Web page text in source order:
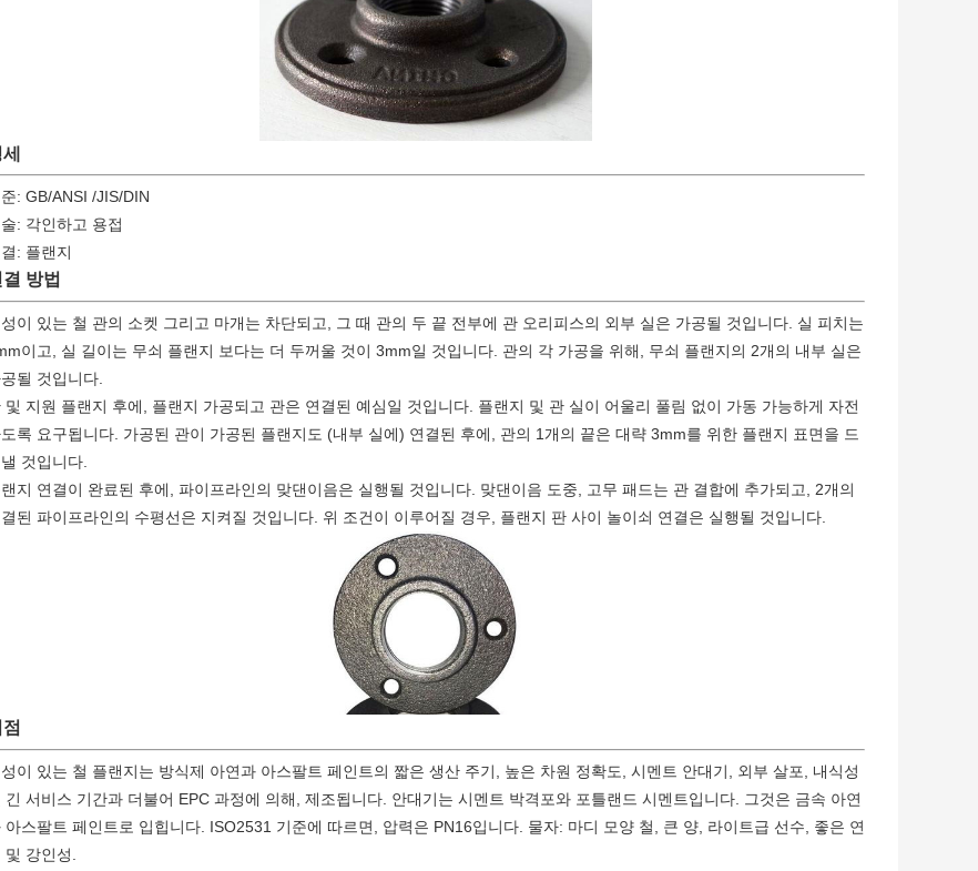
: GB/ANSI /JIS/DIN
: 각인하고 용접
: 플랜지
결 방법
이 있는 철 관의 소켓 그리고 마개는 차단되고, 그 때 관의 두 끝 전부에 관 오리피스의 외부 실은 가공될 것입니다. 실 피치는
이고, 실 길이는 무쇠 플랜지 보다는 더 두꺼울 것이 3mm일 것입니다. 관의 각 가공을 위해, 무쇠 플랜지의 2개의 내부 실은
될 것입니다.
및 지원 플랜지 후에, 플랜지 가공되고 관은 연결된 예심일 것입니다. 플랜지 및 관 실이 어울리 풀림 없이 가동 가능하게 자전
록 요구됩니다. 가공된 관이 가공된 플랜지도 (내부 실에) 연결된 후에, 관의 1개의 끝은 대략 3mm를 위한 플랜지 표면을 드
것입니다.
지 연결이 완료된 후에, 파이프라인의 맞댄이음은 실행될 것입니다. 맞댄이음 도중, 고무 패드는 관 결합에 추가되고, 2개의
된 파이프라인의 수평선은 지켜질 것입니다. 위 조건이 이루어질 경우, 플랜지 판 사이 놀이쇠 연결은 실행될 것입니다.
이 있는 철 플랜지는 방식제 아연과 아스팔트 페인트의 짧은 생산 주기, 높은 차원 정확도, 시멘트 안대기, 외부 살포, 내식성
긴 서비스 기간과 더불어 EPC 과정에 의해, 제조됩니다. 안대기는 시멘트 박격포와 포틀랜드 시멘트입니다. 그것은 금속 아연
아스팔트 페인트로 입힙니다. ISO2531 기준에 따르면, 압력은 PN16입니다. 물자: 마디 모양 철, 큰 양, 라이트급 선수, 좋은 연
및 강인성.